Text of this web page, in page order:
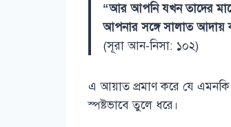
“আর আপনি যখন তাদের
আপনার সঙ্গে সালাত আদায়
(সূরা আন-নিসা: ১০২)
এ আয়াত প্রমাণ করে যে এমনকি
স্পষ্টভাবে তুলে ধরে।